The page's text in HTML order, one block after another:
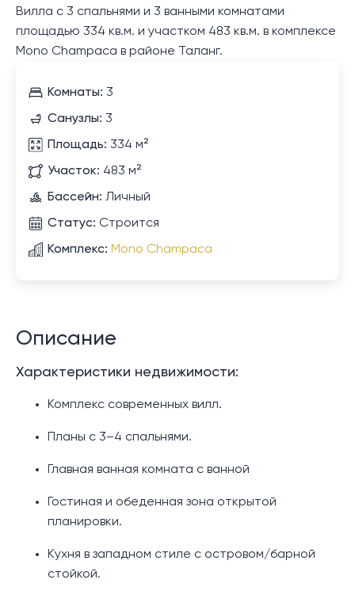
Вилла с 3 спальнями и 3 ванными комнатами
площадью 334 кв.м. и участком 483 кв.м. в комплексе
Mono Champaca в районе Таланг.
Комнаты: 3
Санузлы: 3
Площадь: 334 м²
Участок: 483 м²
Бассейн: Личный
Статус: Строится
Комплекс: Mono Champaca
Описание
Характеристики недвижимости:
Комплекс современных вилл.
Планы с 3–4 спальнями.
Главная ванная комната с ванной
Гостиная и обеденная зона открытой
планировки.
Кухня в западном стиле с островом/барной
стойкой.